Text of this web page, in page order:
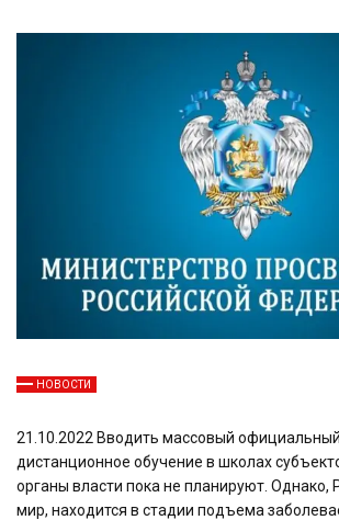
НОВОСТИ
21.10.2022 Вводить массовый
дистанционное обучение в школах
органы власти пока не планируют. Однако,
мир, находится в стадии подъема